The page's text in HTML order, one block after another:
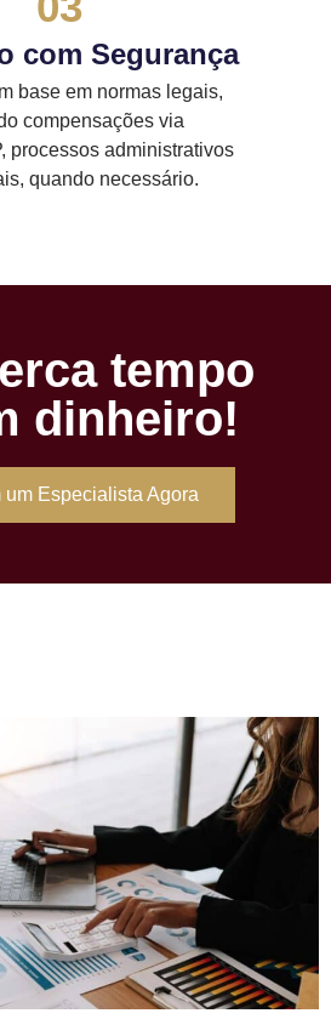
com Segurança
base em normas legais,
compensações via
processos administrativos
quando necessário.
tempo
dinheiro!
um Especialista Agora